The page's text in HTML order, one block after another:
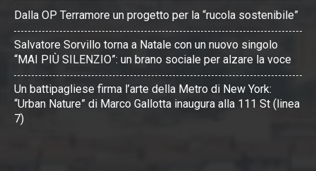
Dalla OP Terramore un progetto per la “rucola sostenibile”
Salvatore Sorvillo torna a Natale con un nuovo singolo
“MAI PIÙ SILENZIO”: un brano sociale per alzare la voce
Un battipagliese firma l’arte della Metro di New York:
“Urban Nature” di Marco Gallotta inaugura alla 111 St (linea
7)